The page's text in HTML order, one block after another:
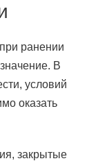
ранении
В
условий
оказать
закрытые